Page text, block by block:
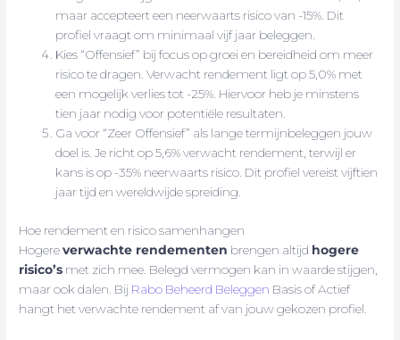
maar accepteert een neerwaarts risico van -15%. Dit
profiel vraagt om minimaal vijf jaar beleggen.
Kies “Offensief” bij focus op groei en bereidheid om meer
risico te dragen. Verwacht rendement ligt op 5,0% met
een mogelijk verlies tot -25%. Hiervoor heb je minstens
tien jaar nodig voor potentiële resultaten.
Ga voor “Zeer Offensief” als lange termijnbeleggen jouw
doel is. Je richt op 5,6% verwacht rendement, terwijl er
kans is op -35% neerwaarts risico. Dit profiel vereist vijftien
jaar tijd en wereldwijde spreiding.
Hoe rendement en risico samenhangen
Hogereverwachte rendementen brengen altijd hogere
risico’s met zich mee. Belegd vermogen kan in waarde stijgen,
maar ook dalen. Bij Rabo Beheerd Beleggen Basis of Actief
hangt het verwachte rendement af van jouw gekozen profiel.